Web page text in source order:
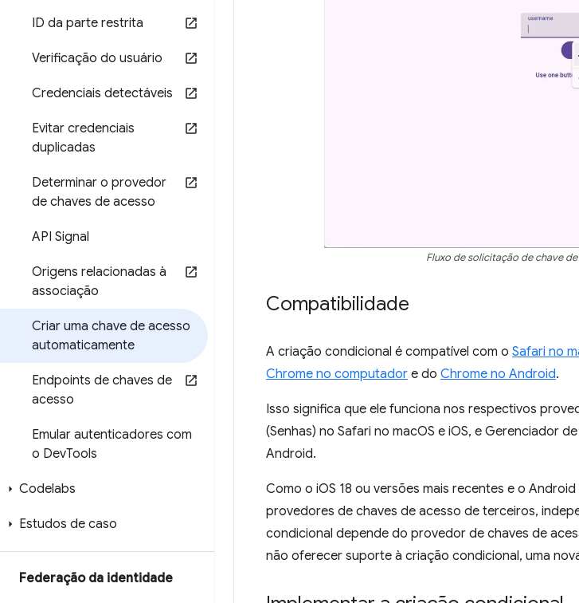
ID da parte restrita
Verificação do usuário
Credenciais detectáveis
Evitar credenciais
duplicadas
Determinar o provedor
de chaves de acesso
API Signal
Origens relacionadas à
associação
Criar uma chave de acesso
automaticamente
Endpoints de chaves de
acesso
Emular autenticadores com
o DevTools
Codelabs
Estudos de caso
Federação da identidade
Fluxo de solicitação de chave
Compatibilidade
A criação condicional é compatível com o Safari no
Chrome no computador e do Chrome no Android.
Isso significa que ele funciona nos respectivos
(Senhas) no Safari no macOS e iOS, e Gerenciador
Android.
Como o iOS 18 ou versões mais recentes e o
provedores de chaves de acesso de terceiros,
condicional depende do provedor de chaves de
não oferecer suporte à criação condicional, uma